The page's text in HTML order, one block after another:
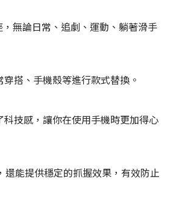
無論日常、追劇、運動、躺著滑手
搭、手機殼等進行款式替換。
技感，讓你在使用手機時更加得心
能提供穩定的抓握效果，有效防止